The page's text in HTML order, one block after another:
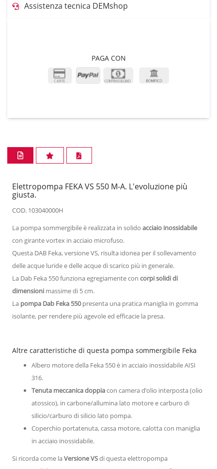
Assistenza tecnica DEMshop
PAGA CON
Elettropompa FEKA VS 550 M-A. L'evoluzione più
giusta.
COD. 103040000H
La pompa sommergibile è realizzata in solido acciaio inossidabile
con girante vortex in acciaio microfuso.
Questa DAB Feka, versione VS, risulta idonea per il sollevamento
delle acque luride e delle acque di scarico più in generale.
La Dab Feka 550 funziona egregiamente con corpi solidi di
dimensioni massime di 5 cm.
La pompa Dab Feka 550presenta una pratica maniglia in gomma
isolante, per rendere più agevole ed efficacie la presa.
Altre caratteristiche di questa pompa sommergibile Feka
Albero motore della Feka 550 è in acciaio inossidabile AISI
316.
Tenuta meccanica doppiacon camera d’olio interposta (olio
atossico), in carbone/allumina lato motore e carburo di
silicio/carburo di silicio lato pompa.
Coperchio portatenuta, cassa motore, calotta con maniglia
in acciaio inossidabile.
Si ricorda come laVersione VSdi questa elettropompa